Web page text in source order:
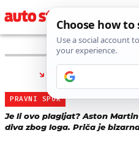
PRONAĐENO 10
PRAVNI SPOR
Je li ovo plagijat? Aston
diva zbog loga. Priča je